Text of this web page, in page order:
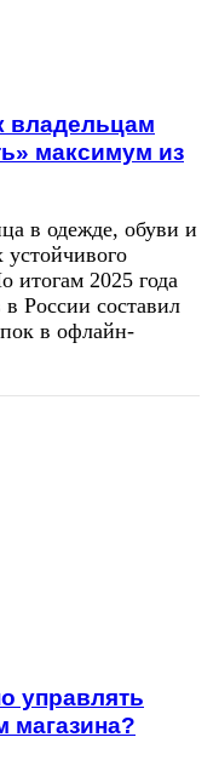
владельцам
максимум из
в одежде, обуви и
устойчивого
итогам 2025 года
России составил
в офлайн-
управлять
магазина?